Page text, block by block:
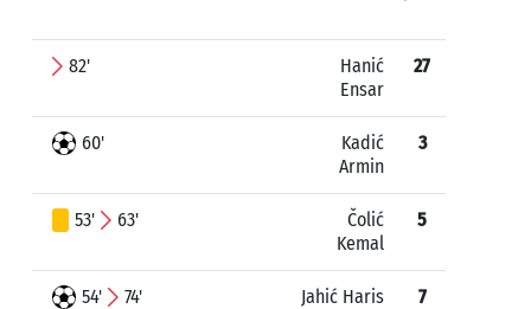
82'
Hanić
Ensar
27
60'
Kadić
Armin
3
53' 63'
Čolić
Kemal
5
54' 74' Jahić Haris 7